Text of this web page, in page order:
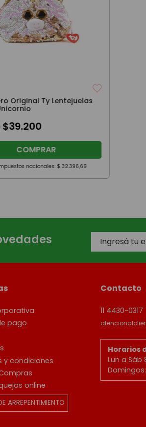
Original Ty Lentejuelas
$39.200
COMPRAR
nacionales: $ 32.396,69
pago
y condiciones
online
ARREPENTIMIENTO
Contacto
11 4430-0317
Horarios
Lun a Sáb
Domingos: